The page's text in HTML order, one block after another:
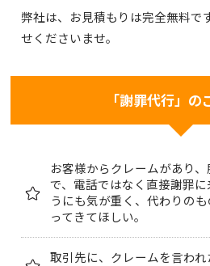
弊社は、お見積もりは完全無料で
せくださいませ。
「謝罪代行」の
お客様からクレームがあり
で、電話ではなく直接謝罪
うにも気が重く、代わりの
ってきてほしい。
取引先に、クレームを言わ